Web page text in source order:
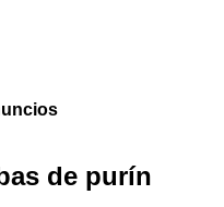
de purín